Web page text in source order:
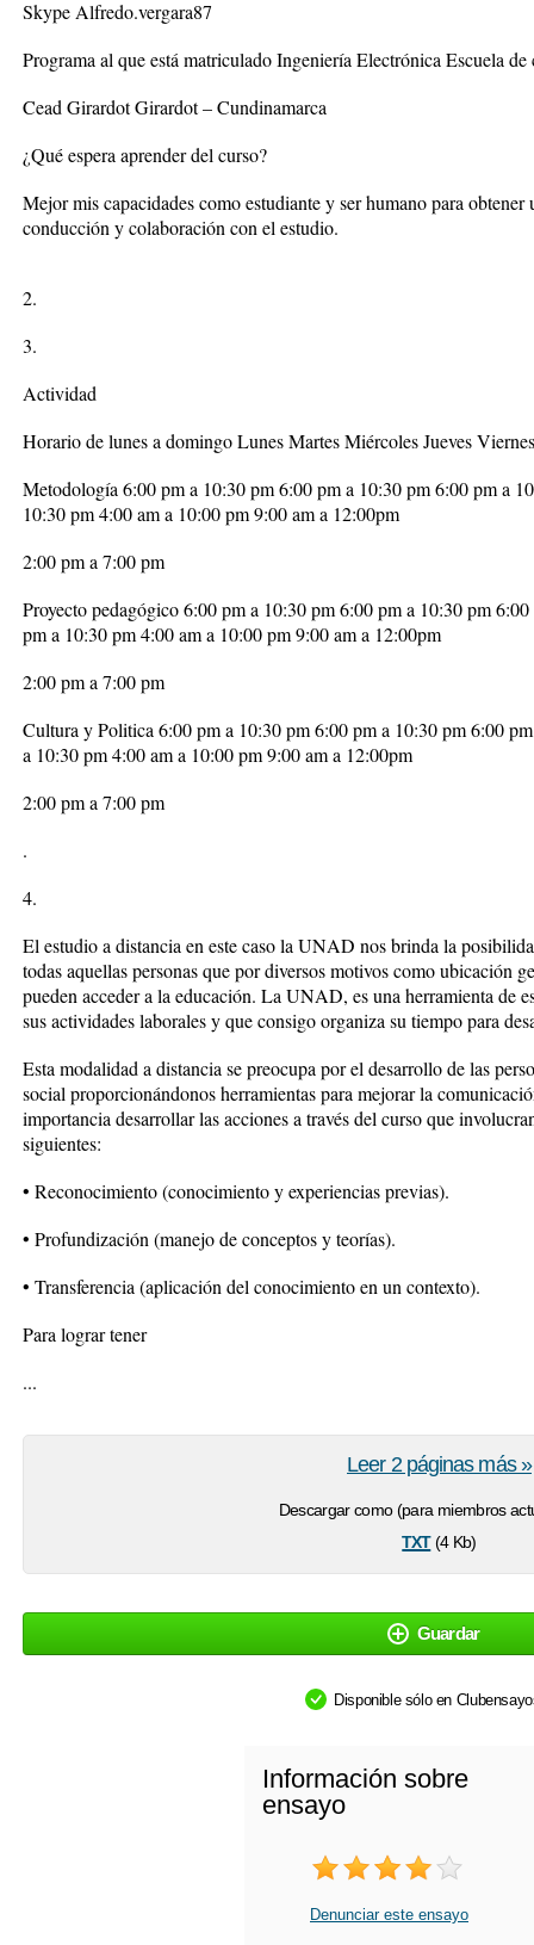
Skype Alfredo.vergara87
Programa al que está matriculado Ingeniería Electrónica Escuela
Cead Girardot Girardot – Cundinamarca
¿Qué espera aprender del curso?
Mejor mis capacidades como estudiante y ser humano para
conducción y colaboración con el estudio.
2.
3.
Actividad
Horario de lunes a domingo Lunes Martes Miércoles Jueves
Metodología 6:00 pm a 10:30 pm 6:00 pm a 10:30 pm 6:00 pm a
10:30 pm 4:00 am a 10:00 pm 9:00 am a 12:00pm
2:00 pm a 7:00 pm
Proyecto pedagógico 6:00 pm a 10:30 pm 6:00 pm a 10:30 pm
pm a 10:30 pm 4:00 am a 10:00 pm 9:00 am a 12:00pm
2:00 pm a 7:00 pm
Cultura y Politica 6:00 pm a 10:30 pm 6:00 pm a 10:30 pm 6:00
a 10:30 pm 4:00 am a 10:00 pm 9:00 am a 12:00pm
2:00 pm a 7:00 pm
.
4.
El estudio a distancia en este caso la UNAD nos brinda la
todas aquellas personas que por diversos motivos como ubicación
pueden acceder a la educación. La UNAD, es una herramienta de
sus actividades laborales y que consigo organiza su tiempo para
Esta modalidad a distancia se preocupa por el desarrollo de las
social proporcionándonos herramientas para mejorar la
importancia desarrollar las acciones a través del curso que
siguientes:
• Reconocimiento (conocimiento y experiencias previas).
• Profundización (manejo de conceptos y teorías).
• Transferencia (aplicación del conocimiento en un contexto).
Para lograr tener
...
Descargar como (para miembros
txt(4 Kb)
Leer 2 páginas más »
Guardar
Disponible sólo en
Información sobre
ensayo
Denunciar este ensayo